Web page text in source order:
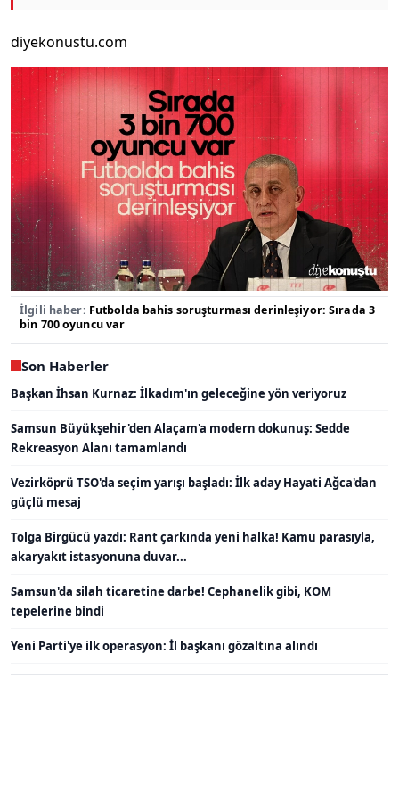
diyekonustu.com
İlgili haber: Futbolda bahis soruşturması derinleşiyor: Sırada 3
bin 700 oyuncu var
Son Haberler
Başkan İhsan Kurnaz: İlkadım'ın geleceğine yön veriyoruz
Samsun Büyükşehir'den Alaçam'a modern dokunuş: Sedde
Rekreasyon Alanı tamamlandı
Vezirköprü TSO'da seçim yarışı başladı: İlk aday Hayati Ağca'dan
güçlü mesaj
Tolga Birgücü yazdı: Rant çarkında yeni halka! Kamu parasıyla,
akaryakıt istasyonuna duvar...
Samsun'da silah ticaretine darbe! Cephanelik gibi, KOM
tepelerine bindi
Yeni Parti'ye ilk operasyon: İl başkanı gözaltına alındı